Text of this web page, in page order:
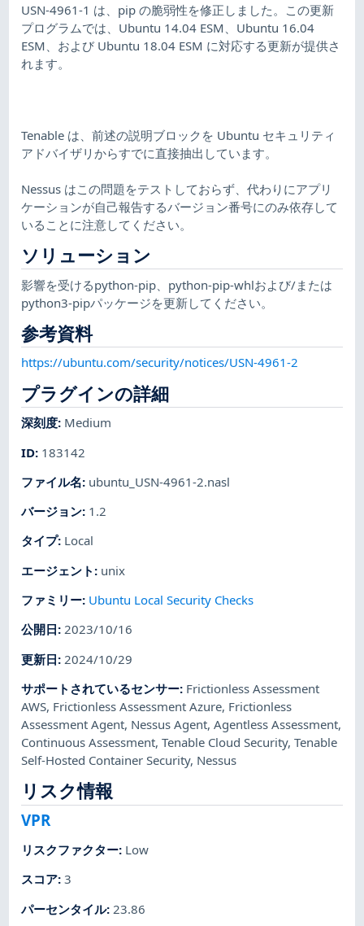
USN-4961-1 は、pip の脆弱性を修正しました。この更新
プログラムでは、Ubuntu 14.04 ESM、Ubuntu 16.04
ESM、および Ubuntu 18.04 ESM に対応する更新が提供さ
れます。
Tenable は、前述の説明ブロックを Ubuntu セキュリティ
アドバイザリからすでに直接抽出しています。
Nessus はこの問題をテストしておらず、代わりにアプリ
ケーションが自己報告するバージョン番号にのみ依存して
いることに注意してください。
ソリューション
影響を受けるpython-pip、python-pip-whlおよび/または
python3-pipパッケージを更新してください。
参考資料
https://ubuntu.com/security/notices/USN-4961-2
プラグインの詳細
深刻度: Medium
ID: 183142
ファイル名: ubuntu_USN-4961-2.nasl
バージョン: 1.2
タイプ: Local
エージェント : unix
ファミリー: Ubuntu Local Security Checks
公開日:2023/10/16
更新日: 2024/10/29
サポートされているセンサー: Frictionless Assessment
AWS, Frictionless Assessment Azure, Frictionless
Assessment Agent, Nessus Agent,Agentless Assessment,
Continuous Assessment,Tenable Cloud Security,Tenable
Self-Hosted Container Security, Nessus
リスク情報
VPR
リスクファクター: Low
スコア:3
パーセンタイル: 23.86